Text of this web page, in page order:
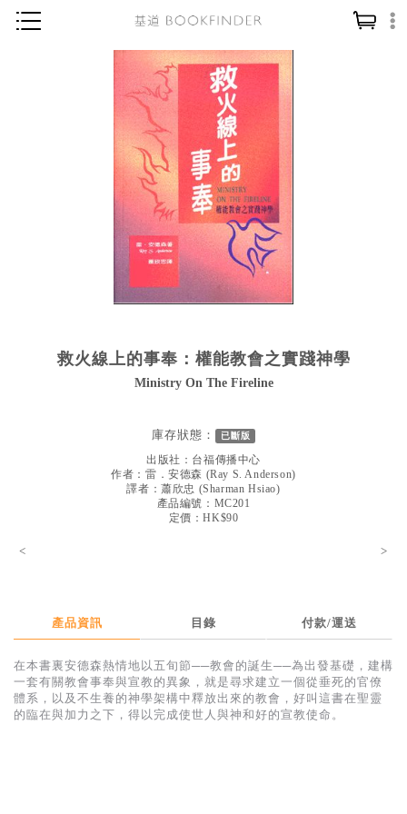
神學／教義
讀經／研經
信仰入門
教會歷史
靈修／禱告
教會事工
社會／倫理
哲學／宗教比較
得獎作品推介
中文二手書
英文二手書
救火線上的事奉：權能教會之實踐神學
Ministry On The Fireline
庫存狀態： 已斷版
出版社： 台福傳播中心
作者： 雷．安德森 (Ray S. Anderson)
譯者：蕭欣忠 (Sharman Hsiao)
產品編號：MC201
定價：HK$90
< >
產品資訊 目錄 付款/運送
在本書裏安德森熱情地以五旬節──教會的誕生──為出發基礎，建構
一套有關教會事奉與宣教的異象，就是尋求建立一個從垂死的官僚
體系，以及不生養的神學架構中釋放出來的教會，好叫這書在聖靈
的臨在與加力之下，得以完成使世人與神和好的宣教使命。